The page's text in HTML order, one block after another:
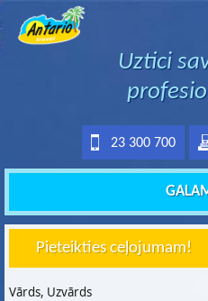
Uztici
23 300 700
Pieteikties ceļojumam!
Vārds, Uzvārds